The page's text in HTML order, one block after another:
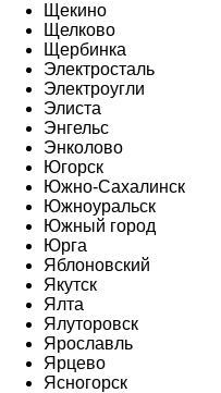
Щекино
Щелково
Щербинка
Электросталь
Электроугли
Элиста
Энгельс
Энколово
Югорск
Южно-Сахалинск
Южноуральск
Южный город
Юрга
Яблоновский
Якутск
Ялта
Ялуторовск
Ярославль
Ярцево
Ясногорск